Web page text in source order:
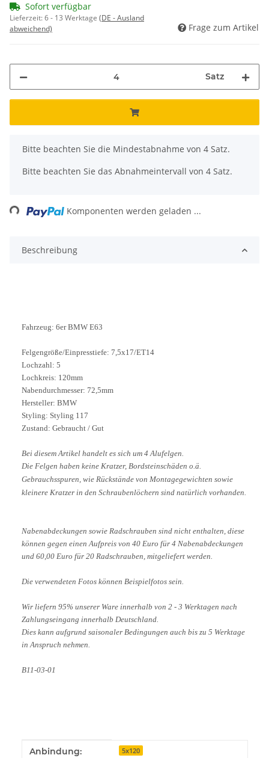
Sofort verfügbar
Lieferzeit:6 - 13 Werktage (DE - Ausland
abweichend)
Frage zum Artikel
Satz
x
Bitte beachten Sie die Mindestabnahme von 4 Satz.
Bitte beachten Sie das Abnahmeintervall von 4 Satz.
Loading... Komponenten werden geladen ...
Beschreibung
Fahrzeug: 6er BMW E63
Felgengröße/Einpresstiefe: 7,5x17/ET14
Lochzahl: 5
Lochkreis: 120mm
Nabendurchmesser: 72,5mm
Hersteller: BMW
Styling: Styling 117
Zustand: Gebraucht / Gut
Bei diesem Artikel handelt es sich um 4 Alufelgen.
Die Felgen haben keine Kratzer, Bordsteinschäden o.ä.
Gebrauchsspuren, wie Rückstände von Montagegewichten sowie
kleinere Kratzer in den Schraubenlöchern sind natürlich vorhanden.
Nabenabdeckungen sowie Radschrauben sind nicht enthalten, diese
können gegen einen Aufpreis von 40 Euro für 4 Nabenabdeckungen
und 60,00 Euro für 20 Radschrauben, mitgeliefert werden.
Die verwendeten Fotos können Beispielfotos sein.
Wir liefern 95% unserer Ware innerhalb von 2 - 3 Werktagen nach
Zahlungseingang innerhalb Deutschland.
Dies kann aufgrund saisonaler Bedingungen auch bis zu 5 Werktage
in Anspruch nehmen.
B11-03-01
Produkteigenschaft
Wert
Anbindung: 5x120